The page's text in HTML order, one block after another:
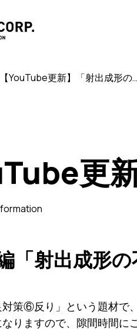
【YouTube更新】「射出成形の不良対策⑥反り」
更
「射出成形
対策⑥反り」という題材で
りますので、隙間時間に